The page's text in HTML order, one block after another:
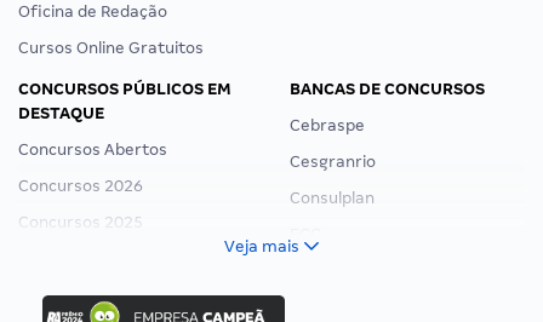
Oficina de Redação
Cursos Online Gratuitos
CONCURSOS PÚBLICOS EM
DESTAQUE
Concursos Abertos
Concursos 2026
Concursos 2025
Concurso Ibama
BANCAS DE CONCURSOS
Cebraspe
Cesgranrio
Consulplan
Veja mais